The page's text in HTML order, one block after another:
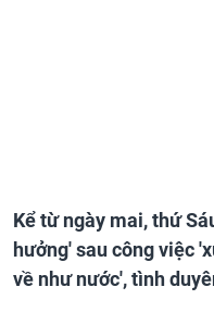
Kể từ ngày mai, thứ
hưởng' sau công việc
về như nước', tình